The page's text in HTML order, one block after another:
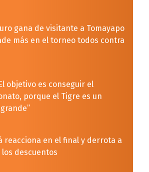
gana de visitante a Tomayapo
más en el torneo todos contra
objetivo es conseguir el
porque el Tigre es un
reacciona en el final y derrota a
los descuentos